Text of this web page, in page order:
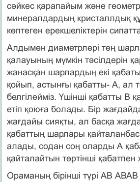
сәйкес қарапайым және
минералдардың кристаллдық
көптеген ерекшеліктерін
Алдымен диаметрлері тең
қалауының мүмкін тәсілдерін
жанасқан шарлардың екі
қойып, астынғы қабатты- А, ал
белгілейміз. Үшінші қабатты В
етіп қоюға болады. Бір
жағдайы сияқты, ал басқа
қабаттың шарлары
алады, содан соң оларды А
қайталайтын төртінші
Ораманың бірінші түрі АВ АВАВ